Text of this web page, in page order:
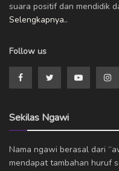
suara positif dan mendidik
Selengkapnya..
Follow us
Sekilas Ngawi
Nama ngawi berasal dari
mendapat tambahan huruf